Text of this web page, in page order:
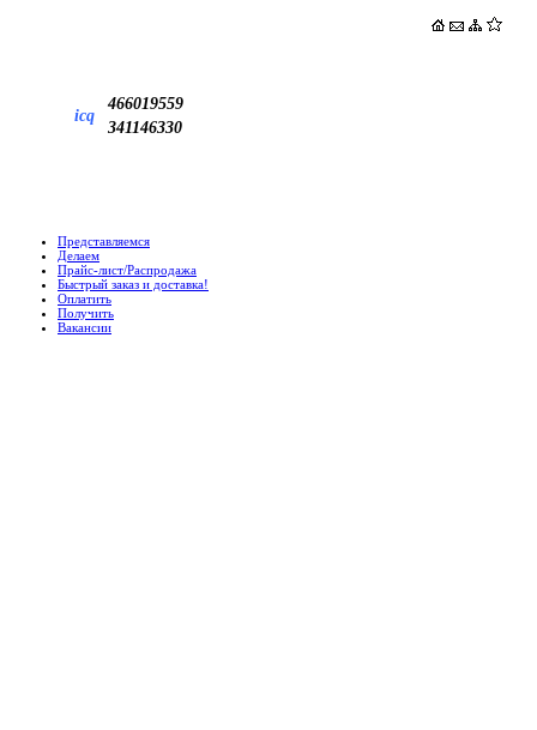
icq
466019559
341146330
Представляемся
Делаем
Прайс-лист/Распродажа
Быстрый заказ и доставка!
Оплатить
Получить
Вакансии